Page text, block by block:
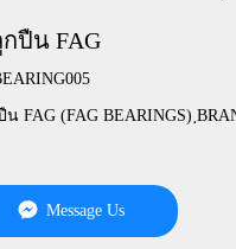
ปืน FAG
FAG (FAG BEARINGS)
Message Us